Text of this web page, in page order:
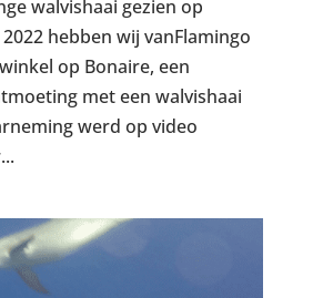
walvishaai gezien op
hebben wij vanFlamingo
op Bonaire, een
met een walvishaai
werd op video